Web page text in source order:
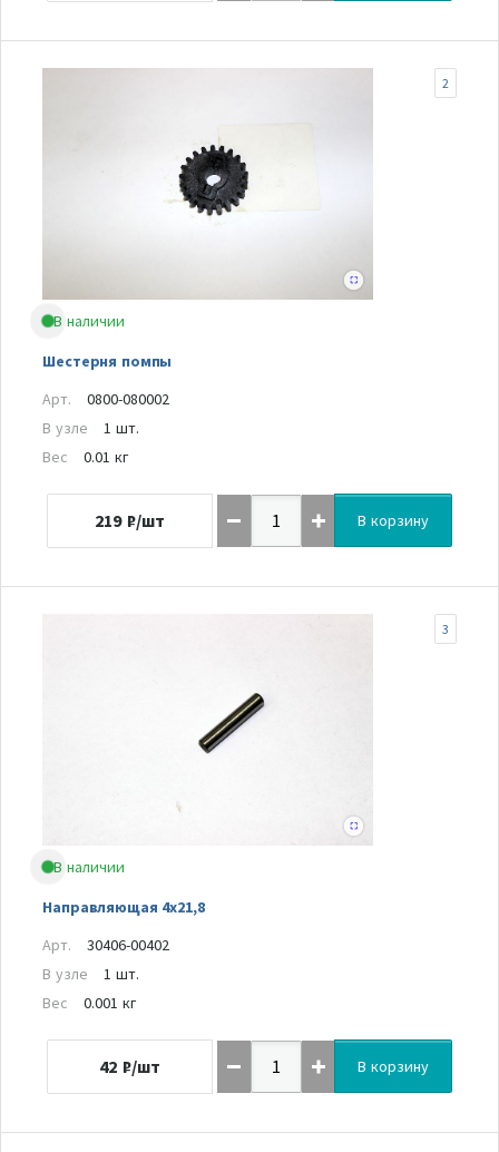
В наличии
Шестерня помпы
2
Арт.
0800-080002
В узле
1 шт.
Вес
0.01 кг
219 ₽/шт В корзину
В наличии
Направляющая 4х21,8
3
Арт.
30406-00402
В узле
1 шт.
Вес
0.001 кг
42 ₽/шт В корзину